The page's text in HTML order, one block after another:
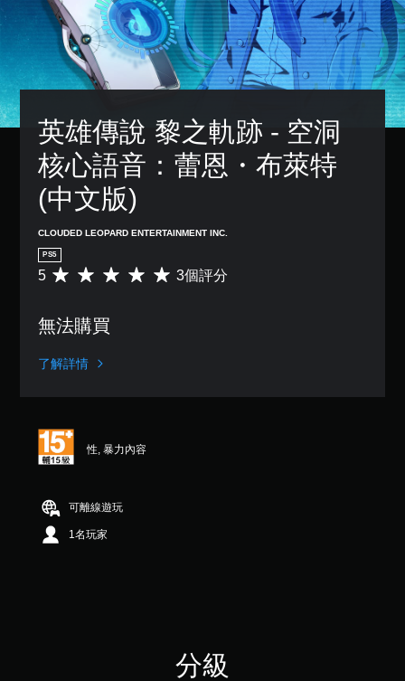
英雄傳說 黎之軌跡 - 空洞
核心語音：蕾恩・布萊特
(中文版)
CLOUDED LEOPARD ENTERTAINMENT INC.
PS5
平
分
5
顆
分
5
）
共
5 3個評分
無法購買
了解詳情
性, 暴力內容
可離線遊玩
1名玩家
分級